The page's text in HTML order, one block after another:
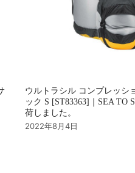
ウルトラシル コンプレッシ
ック S [ST83363]｜SEA TO
荷しました。
2022年8月4日